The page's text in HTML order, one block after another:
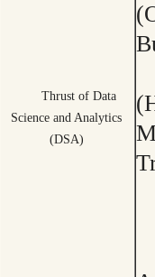
Thrust of Data
Science and Analytics
(DSA)